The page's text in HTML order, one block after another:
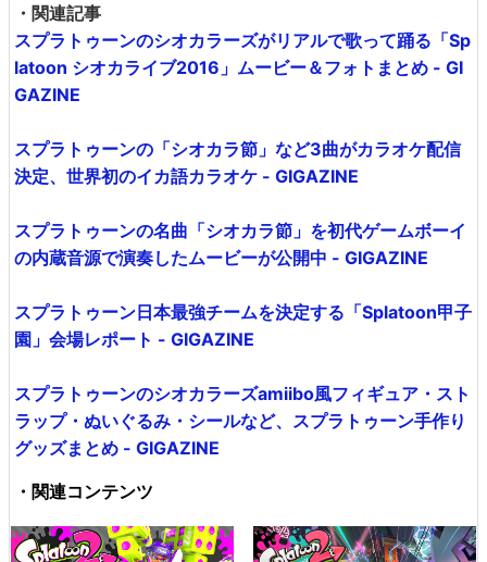
・関連記事
スプラトゥーンのシオカラーズがリアルで歌って踊る「Sp
latoon シオカライブ2016」ムービー＆フォトまとめ - GI
GAZINE
スプラトゥーンの「シオカラ節」など3曲がカラオケ配信
決定、世界初のイカ語カラオケ - GIGAZINE
スプラトゥーンの名曲「シオカラ節」を初代ゲームボーイ
の内蔵音源で演奏したムービーが公開中 - GIGAZINE
スプラトゥーン日本最強チームを決定する「Splatoon甲子
園」会場レポート - GIGAZINE
スプラトゥーンのシオカラーズamiibo風フィギュア・スト
ラップ・ぬいぐるみ・シールなど、スプラトゥーン手作り
グッズまとめ - GIGAZINE
・関連コンテンツ